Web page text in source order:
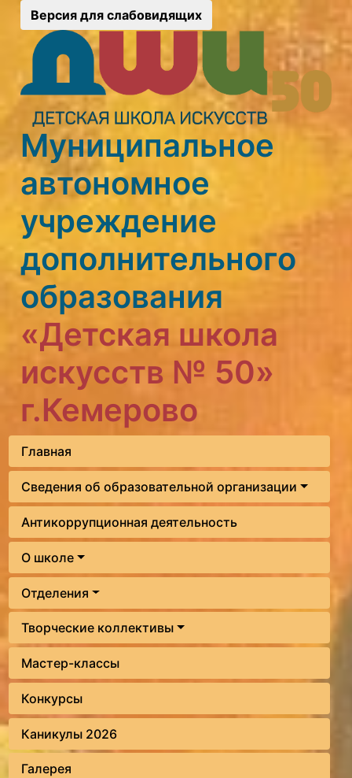
Версия для слабовидящих
Муниципальное
автономное
учреждение
дополнительного
образования
«Детская школа
искусств № 50»
г.Кемерово
Главная
Сведения об образовательной организации
Антикоррупционная деятельность
О школе
Отделения
Творческие коллективы
Мастер-классы
Конкурсы
Каникулы 2026
Галерея